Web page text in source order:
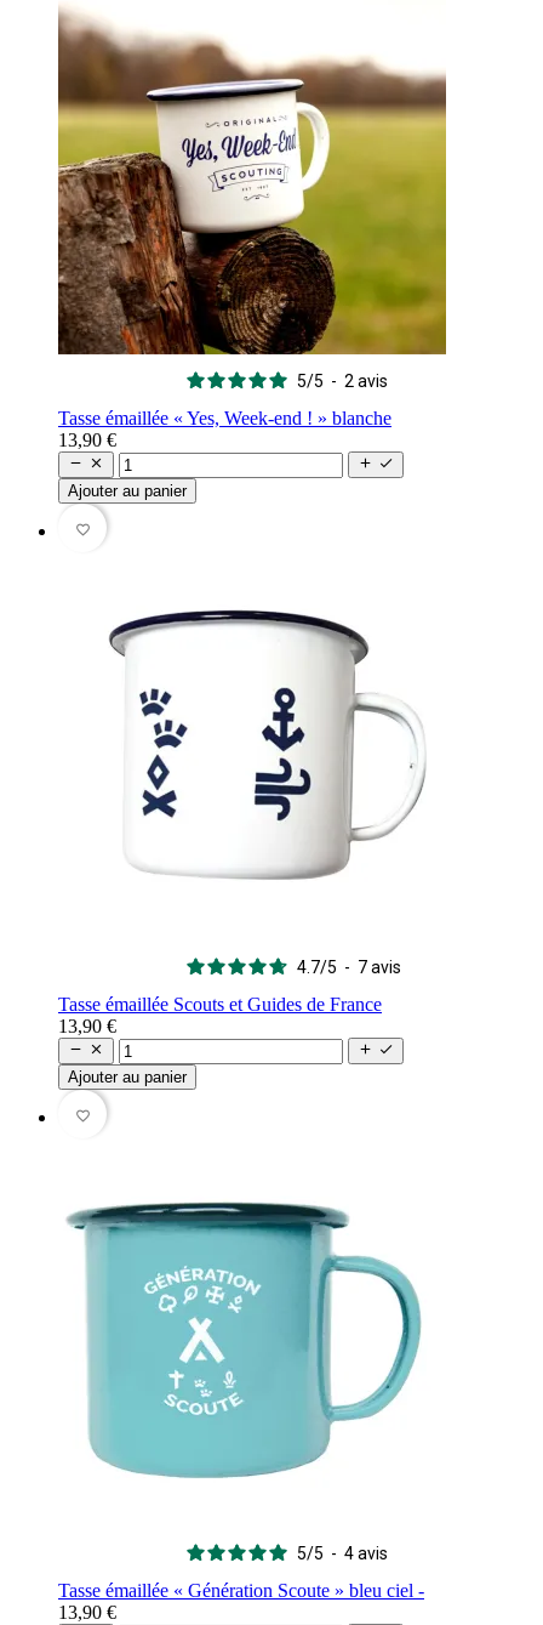
5/5 - 2avis
Tasse émaillée « Yes, Week-end ! » blanche
13,90 €
   
Ajouter au panier
favorite_border
4.7/5 - 7avis
Tasse émaillée Scouts et Guides de France
13,90 €
   
Ajouter au panier
favorite_border
5/5 - 4avis
Tasse émaillée « Génération Scoute » bleu ciel -
13,90 €